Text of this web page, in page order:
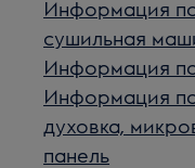
Информация
сушильная
Информация
Информация
духовка,
панель